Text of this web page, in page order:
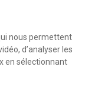
Horaire - Automne
nous permettent
d’analyser les
en sélectionnant